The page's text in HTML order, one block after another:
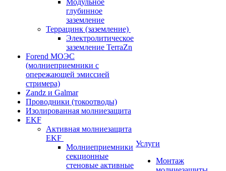
Модульное
глубинное
заземление
Террацинк (заземление)
Электролитическое
заземление TerraZn
Forend МОЭС
(молниеприемники с
опережающей эмиссией
стримера)
Zandz и Galmar
Проводники (токоотводы)
Изолированная молниезащита
EKF
Активная молниезащита
EKF
Молниеприемники
секционные
стеновые активные
Услуги
Монтаж